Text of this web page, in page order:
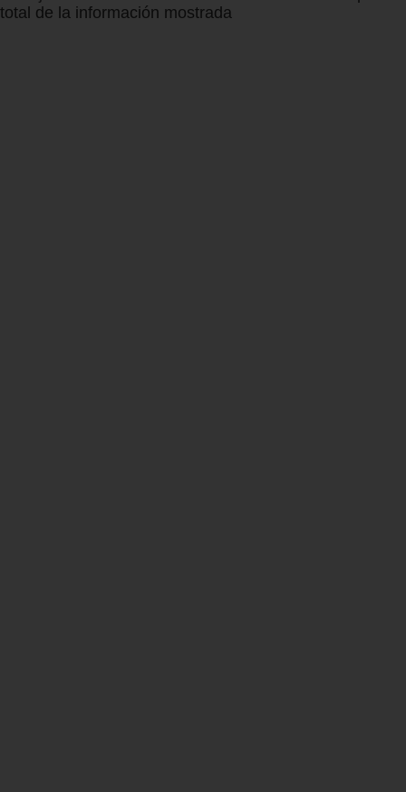
total de la información mostrada